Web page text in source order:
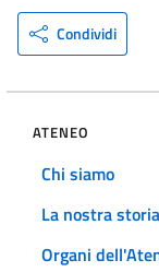
Condividi
ATENEO
Chi siamo
La nostra storia
Organi